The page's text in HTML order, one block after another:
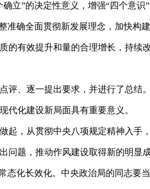
立”的决定性意义，增强“四个意识
准确全面贯彻新发展理念，加快构
的有效提升和量的合理增长，持续
、逐一提出要求，并进行了总结
代化建设新局面具有重要意义。
，从贯彻中央八项规定精神入手
问题，推动作风建设取得新的明显
态化长效化。中央政治局的同志要